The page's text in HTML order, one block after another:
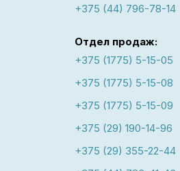
+375 (44) 796-78-14
Отдел продаж:
+375 (1775) 5-15-05
+375 (1775) 5-15-08
+375 (1775) 5-15-09
+375 (29) 190-14-96
+375 (29) 355-22-44